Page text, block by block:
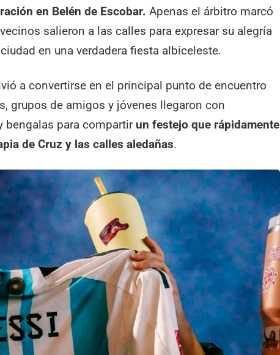
en Belén de Escobar. Apenas el árbitro marcó
salieron a las calles para expresar su alegría
en una verdadera fiesta albiceleste.
a convertirse en el principal punto de encuentro
grupos de amigos y jóvenes llegaron con
bengalas para compartir un festejo que rápidamente
de Cruz y las calles aledañas.